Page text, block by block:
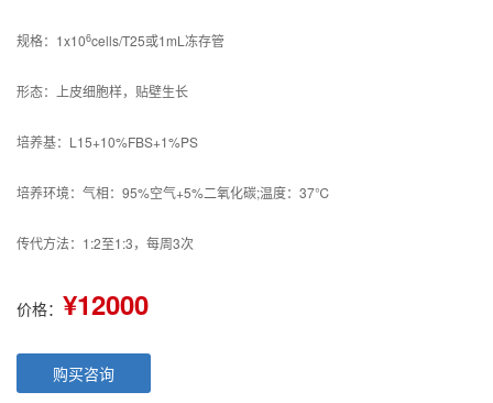
规格：1x106cells/T25或1mL冻存管
形态：上皮细胞样，贴壁生长
培养基：L15+10%FBS+1%PS
培养环境：气相：95%空气+5%二氧化碳;温度：37℃
传代方法：1:2至1:3，每周3次
价格： ¥12000
购买咨询